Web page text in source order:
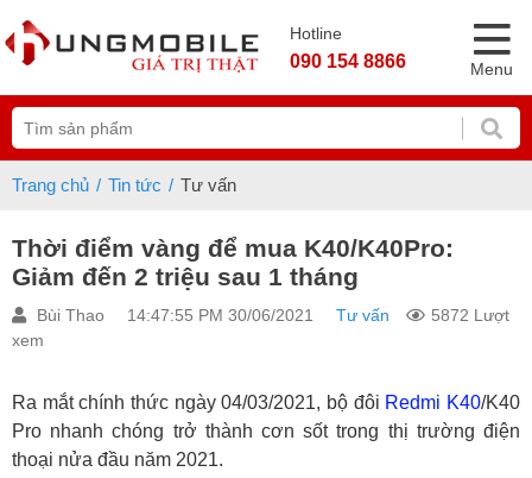
Hotline
090 154 8866 Menu
Trang chủ Tin tức Tư vấn
Thời điểm vàng để mua K40/K40Pro:
Giảm đến 2 triệu sau 1 tháng
Bùi Thao 14:47:55 PM 30/06/2021 Tư vấn
5872 Lượt
xem
Ra mắt chính thức ngày 04/03/2021, bộ đôi Redmi K40/K40
Pro nhanh chóng trở thành cơn sốt trong thị trường điện
thoại nửa đầu năm 2021.